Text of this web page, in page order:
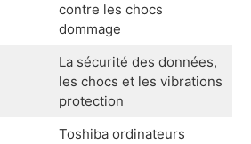
contre les chocs
dommage
La sécurité des données,
les chocs et les vibrations
protection
Toshiba ordinateurs